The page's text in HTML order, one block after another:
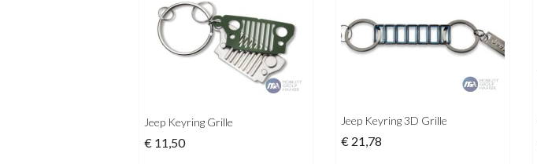
Jeep Keyring Grille
€ 11,50
Jeep Keyring 3D Grille
€ 21,78